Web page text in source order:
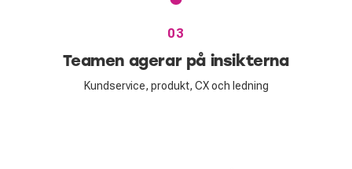
03
Teamen agerar på insikterna
Kundservice, produkt, CX och ledning